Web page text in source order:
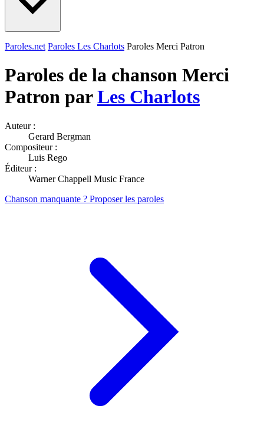
Paroles.net Paroles Les Charlots Paroles Merci Patron
Paroles de la chanson Merci
Patron parLes Charlots
Auteur :
Gerard Bergman
Compositeur :
Luis Rego
Éditeur :
Warner Chappell Music France
Chanson manquante ? Proposer les paroles